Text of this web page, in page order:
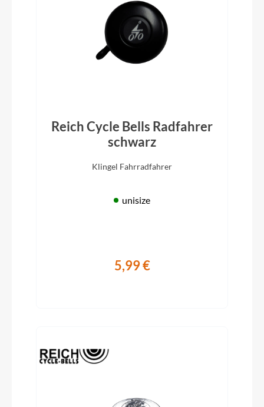
Reich Cycle Bells Radfahrer
schwarz
Klingel Fahrradfahrer
unisize
5,99 €